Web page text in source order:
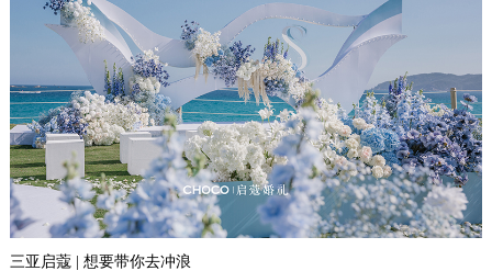
三亚启蔻 | 想要带你去冲浪